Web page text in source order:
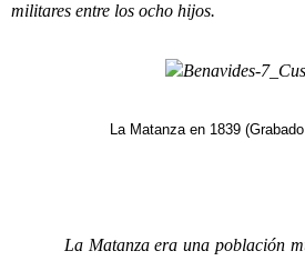
militares entre los ocho hijos.
La Matanza en 1839
La Matanza era una población